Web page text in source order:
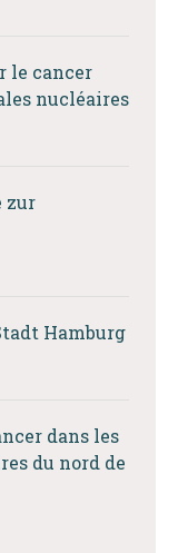
le cancer
nucléaires
zur
Hamburg
dans les
du nord de